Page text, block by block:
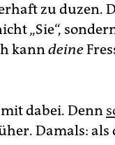
zu duzen.
„Sie“,
kanndeine
dabei. Denn
Damals: als